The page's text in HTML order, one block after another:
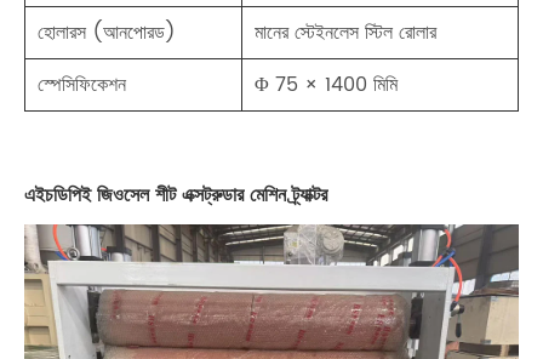
হোলারস (আনপোরড)
মানের স্টেইনলেস স্টিল রোলার
স্পেসিফিকেশন
Φ 75 × 1400 মিমি
এইচডিপিই জিওসেল শীট এক্সট্রুডার মেশিন ট্র্যাক্টর